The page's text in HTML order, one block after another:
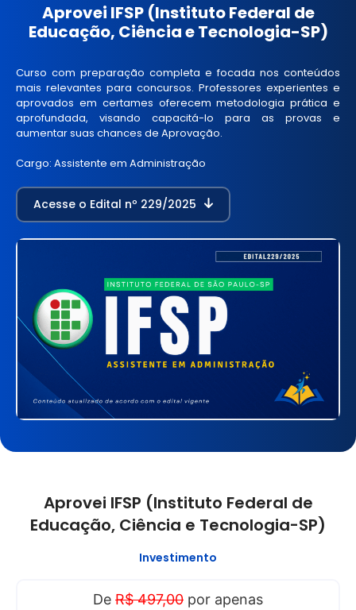
Aprovei IFSP (Instituto Federal de
Educação, Ciência e Tecnologia-SP)
Curso com preparação completa e focada nos conteúdos
mais relevantes para concursos. Professores experientes e
aprovados em certames oferecem metodologia prática e
aprofundada, visando capacitá-lo para as provas e
aumentar suas chances de Aprovação.
Cargo: Assistente em Administração
Acesse o Edital nº 229/2025
Aprovei IFSP (Instituto Federal de
Educação, Ciência e Tecnologia-SP)
Investimento
De R$ 497,00 por apenas